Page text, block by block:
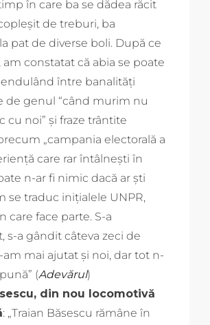
în care ba se dădea răcit
de treburi, ba
pat de diverse boli. După ce
am constatat că abia se poate
între banalităţi
de genul “când murim nu
cu noi” şi fraze trântite
„campania electorală a
care rar întâlneşti în
n-ar fi nimic dacă ar şti
se traduc iniţialele UNPR,
care face parte. S-a
s-a gândit câteva zeci de
mai ajutat şi noi, dar tot n-
(Adevărul)
din nou locomotivă
: „Traian Băsescu rămâne în